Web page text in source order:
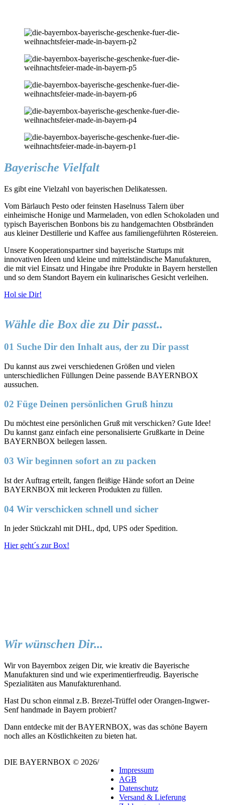
Bayerische Vielfalt
Es gibt eine Vielzahl von bayerischen Delikatessen.
Vom Bärlauch Pesto oder feinsten Haselnuss Talern über
einheimische Honige und Marmeladen, von edlen Schokoladen und
typisch Bayerischen Bonbons bis zu handgemachten Obstbränden
aus kleiner Destillerie und Kaffee aus familiengeführten Röstereien.
Unsere Kooperationspartner sind bayerische Startups mit
innovativen Ideen und kleine und mittelständische Manufakturen,
die mit viel Einsatz und Hingabe ihre Produkte in Bayern herstellen
und so dem Standort Bayern ein kulinarisches Gesicht verleihen.
Hol sie Dir!
Wähle die Box die zu Dir passt..
01 Suche Dir den Inhalt aus, der zu Dir passt
Du kannst aus zwei verschiedenen Größen und vielen
unterschiedlichen Füllungen Deine passende BAYERNBOX
aussuchen.
02 Füge Deinen persönlichen Gruß hinzu
Du möchtest eine persönlichen Gruß mit verschicken? Gute Idee!
Du kannst ganz einfach eine personalisierte Grußkarte in Deine
BAYERNBOX beilegen lassen.
03 Wir beginnen sofort an zu packen
Ist der Auftrag erteilt, fangen fleißige Hände sofort an Deine
BAYERNBOX mit leckeren Produkten zu füllen.
04 Wir verschicken schnell und sicher
In jeder Stückzahl mit DHL, dpd, UPS oder Spedition.
Hier geht´s zur Box!
Wir wünschen Dir...
Wir von Bayernbox zeigen Dir, wie kreativ die Bayerische
Manufakturen sind und wie experimentierfreudig. Bayerische
Spezialitäten aus Manufakturenhand.
Hast Du schon einmal z.B. Brezel-Trüffel oder Orangen-Ingwer-
Senf handmade in Bayern probiert?
Dann entdecke mit der BAYERNBOX, was das schöne Bayern
noch alles an Köstlichkeiten zu bieten hat.
DIE BAYERNBOX © 2026/
Impressum
AGB
Datenschutz
Versand & Lieferung